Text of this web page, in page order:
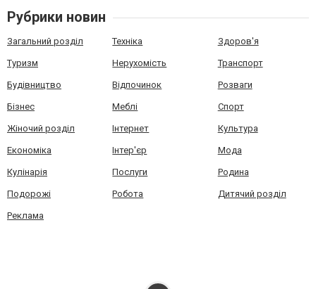
Рубрики новин
Загальний розділ Техніка Здоров'я
Туризм Нерухомість Транспорт
Будівництво Відпочинок Розваги
Бізнес Меблі Спорт
Жіночий розділ Інтернет Культура
Економіка Інтер'єр Мода
Кулінарія Послуги Родина
Подорожі Робота Дитячий розділ
Реклама